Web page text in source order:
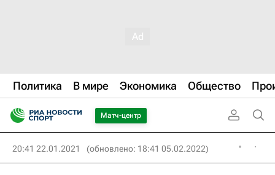
Политика В мире Экономика Общество
Матч-центр
20:41 22.01.2021 (обновлено: 18:41 05.02.2022)